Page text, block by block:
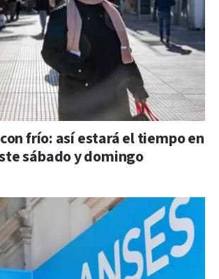
frío: así estará el tiempo en
sábado y domingo